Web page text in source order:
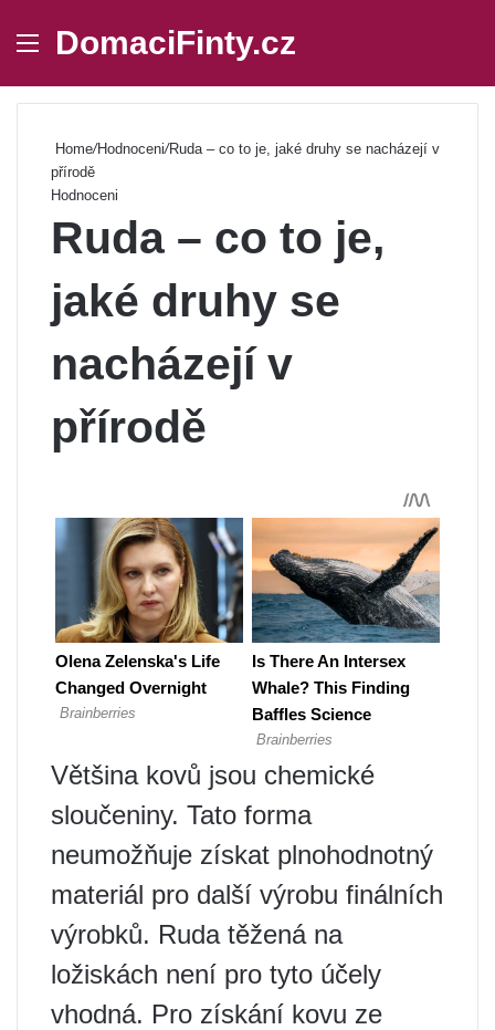
Menu
DomaciFinty.cz
Home/Hodnoceni/Ruda – co to je, jaké druhy se nacházejí v
přírodě
Hodnoceni
Ruda – co to je,
jaké druhy se
nacházejí v
přírodě
Většina kovů jsou chemické
sloučeniny. Tato forma
neumožňuje získat plnohodnotný
materiál pro další výrobu finálních
výrobků. Ruda těžená na
ložiskách není pro tyto účely
vhodná. Pro získání kovu ze